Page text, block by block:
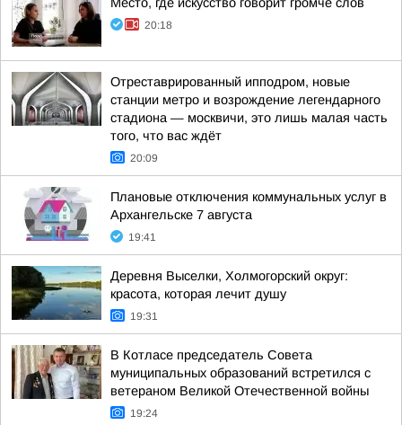
20:18
Отреставрированный ипподром, новые
станции метро и возрождение легендарного
стадиона — москвичи, это лишь малая часть
того, что вас ждёт
20:09
Плановые отключения коммунальных услуг в
Архангельске 7 августа
19:41
Деревня Выселки, Холмогорский округ:
красота, которая лечит душу
19:31
В Котласе председатель Совета
муниципальных образований встретился с
ветераном Великой Отечественной войны
19:24